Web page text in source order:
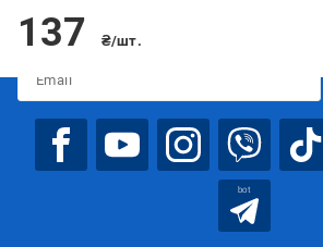
137 ₴/шт.
Подписывайтесь, чтобы узнавать
bot